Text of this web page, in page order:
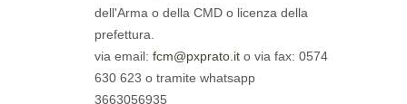
dell'Arma o della CMD o licenza della
prefettura.
via email: fcm@pxprato.it o via fax: 0574
630 623 o tramite whatsapp
3663056935